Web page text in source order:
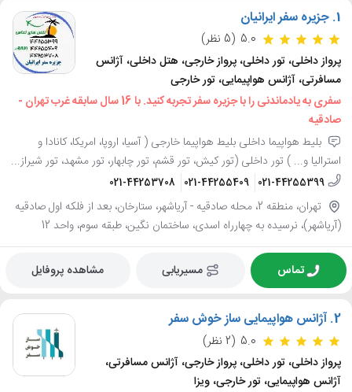
1. جزیره سفر ایرانیان
5.0 (5 نظر)
پرواز داخلی، تور داخلی، پرواز خارجی، هتل داخلی، آژانس
مسافرتی، آژانس هواپیمایی، تور خارجی
سفری به یادماندنی را با جزیره سفر تجربه کنید. با 16 سال سابقه غرب تهران -
صادقیه
بلیط هواپیما داخلی بلیط هواپیما خارجی ( آسیا، اروپا، امریکا، کانادا و
استرالیا و... ) تور داخلی (تور کیش، تور قشم، تور چابهار، تور مشهد، تور شیراز...
021-44255399
021-44255409
021-44253708
تهران، منطقه 2، محله صادقيه - آرياشهر، ستارخان، بعد از فلکه اول صادقیه
(آریاشهر)، نرسیده به چهارراه اسدی، ساختمان نگین، طبقه سوم، واحد 12
تماس مسیریابی مشاهده پروفایل
2. آژانس هواپیمایی ساز خوش سفر
5.0 (2 نظر)
پرواز داخلی، تور داخلی، پرواز خارجی، آژانس مسافرتی،
آژانس هواپیمایی، تور خارجی، ویزا